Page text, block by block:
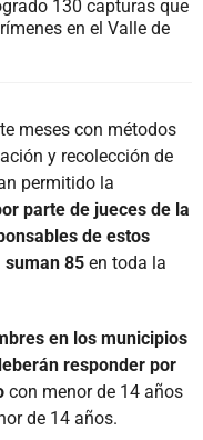
130 capturas que
en el Valle de
meses con métodos
y recolección de
permitido la
parte de jueces de la
de estos
suman 85 en toda la
en los municipios
responder por
con menor de 14 años
de 14 años.